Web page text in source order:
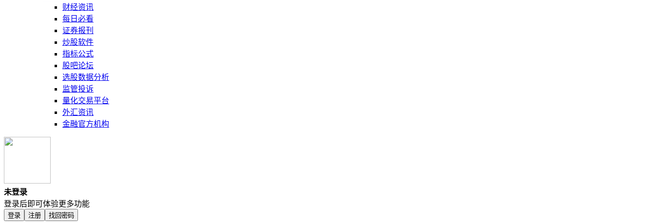
财经资讯
每日必看
证券报刊
炒股软件
指标公式
股吧论坛
选股数据分析
监管投诉
量化交易平台
外汇资讯
金融官方机构
未登录
登录后即可体验更多功能
登录 注册 找回密码